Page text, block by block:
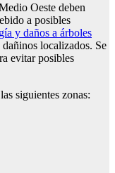
Oeste deben
a posibles
y daños a árboles
localizados. Se
evitar posibles
siguientes zonas: